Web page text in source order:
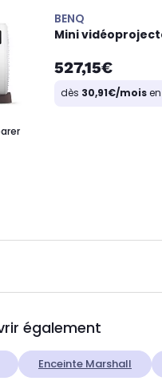
BENQ
Mini
527,15€
dès 30,91€/mois
également
Enceinte Marshall